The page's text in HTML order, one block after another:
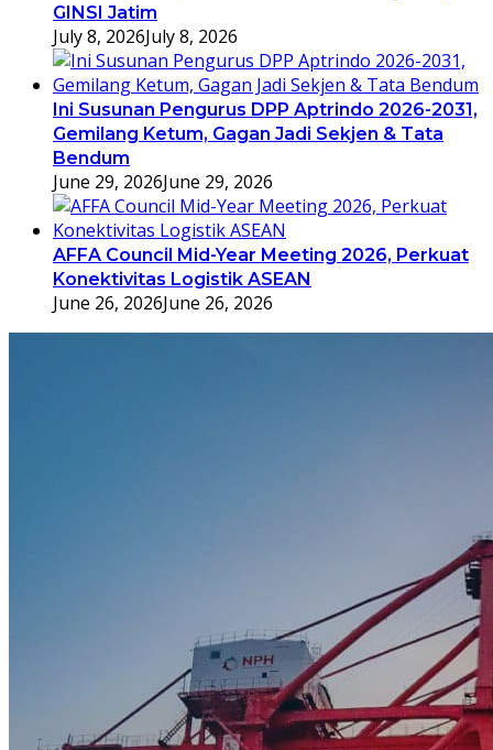
GINSI Jatim
July 8, 2026July 8, 2026
Ini Susunan Pengurus DPP Aptrindo 2026-2031,
Gemilang Ketum, Gagan Jadi Sekjen & Tata
Bendum
June 29, 2026June 29, 2026
AFFA Council Mid-Year Meeting 2026, Perkuat
Konektivitas Logistik ASEAN
June 26, 2026June 26, 2026